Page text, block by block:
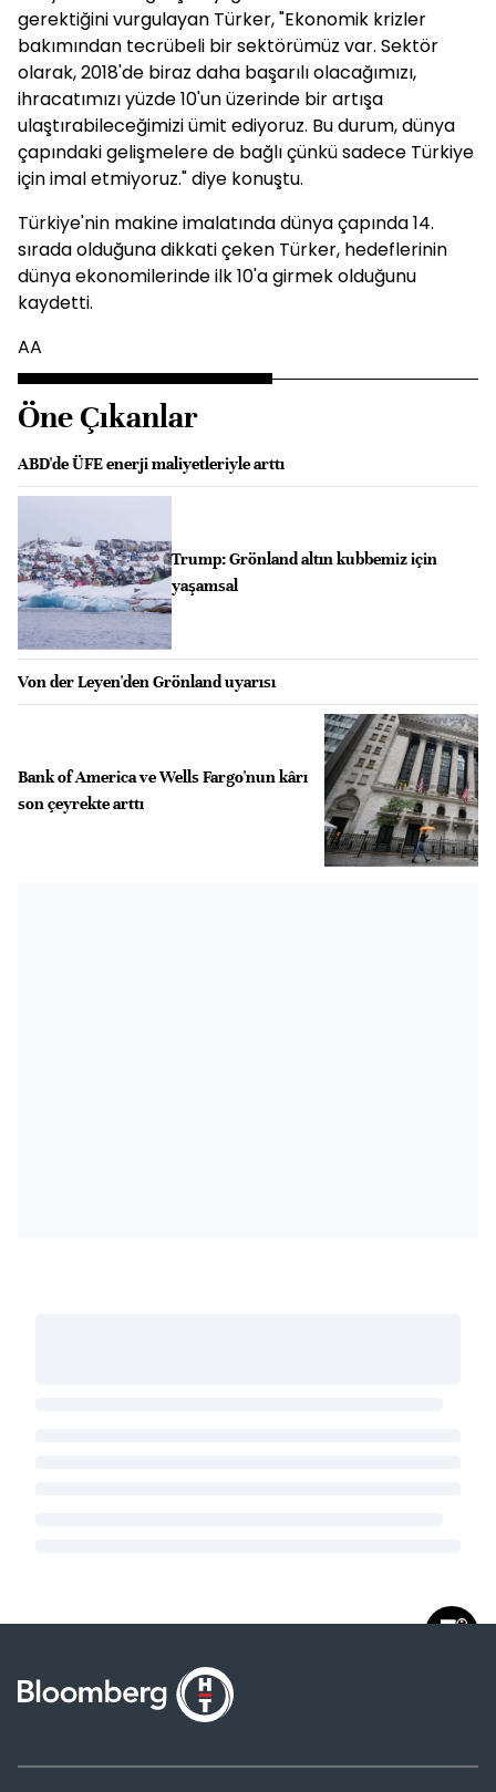
gerektiğini vurgulayan Türker, "Ekonomik krizler
bakımından tecrübeli bir sektörümüz var. Sektör
olarak, 2018'de biraz daha başarılı olacağımızı,
ihracatımızı yüzde 10'un üzerinde bir artışa
ulaştırabileceğimizi ümit ediyoruz. Bu durum, dünya
çapındaki gelişmelere de bağlı çünkü sadece Türkiye
için imal etmiyoruz." diye konuştu.
Türkiye'nin makine imalatında dünya çapında 14.
sırada olduğuna dikkati çeken Türker, hedeflerinin
dünya ekonomilerinde ilk 10'a girmek olduğunu
kaydetti.
AA
Öne Çıkanlar
ABD'de ÜFE enerji maliyetleriyle arttı
Trump: Grönland altın kubbemiz için
yaşamsal
Von der Leyen'den Grönland uyarısı
Bank of America ve Wells Fargo'nun kârı
son çeyrekte arttı